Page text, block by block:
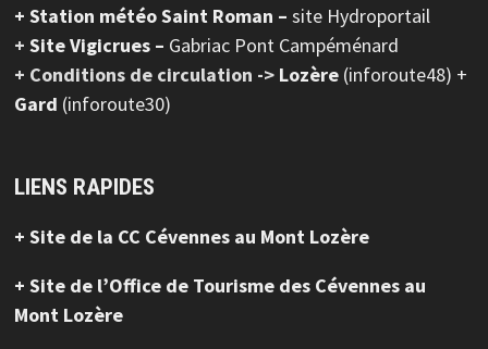
+ Station météo Saint Roman – site Hydroportail
+ Site Vigicrues – Gabriac Pont Campéménard
+ Conditions de circulation -> Lozère (inforoute48) +
Gard (inforoute30)
LIENS RAPIDES
+ Site de la CC Cévennes au Mont Lozère
+ Site de l’Office de Tourisme des Cévennes au
Mont Lozère